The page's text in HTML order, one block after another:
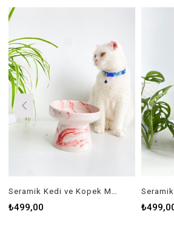
Seramik Kedi ve Kopek Mama Su Kabı(kırmızı-beyaz-ebru-desenli M2)
₺499,00 ₺499,00